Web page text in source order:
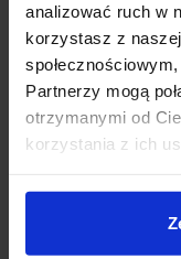
analizować ruch w
korzystasz z
Partnerzy mogą
otrzymanymi od
korzystania z ich
LUCES TIPUANI
nowoczesny
eleganckie
łączy w sobie
wysokiej
nowoczesnym stylu.